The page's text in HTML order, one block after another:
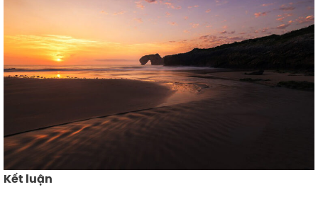
Kết luận